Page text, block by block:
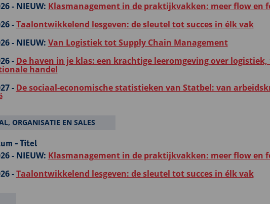
- NIEUW: Klasmanagement in de praktijkvakken: meer flow en
-Taalontwikkelend lesgeven: de sleutel tot succes in élk vak
- NIEUW: Van Logistiek tot Supply Chain Management
- De haven in je klas: een krachtige leeromgeving over
handel
- De sociaal-economische statistieken van Statbel: van
ORGANISATIE EN SALES
- Titel
- NIEUW: Klasmanagement in de praktijkvakken: meer flow en
-Taalontwikkelend lesgeven: de sleutel tot succes in élk vak